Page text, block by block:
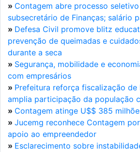
» Contagem abre processo
subsecretário de Finanças; salário
» Defesa Civil promove blitz
prevenção de queimadas e
durante a seca
» Segurança, mobilidade e
com empresários
» Prefeitura reforça fiscalização de
amplia participação da população
» Contagem atinge U$$ 385
» Jucemg reconhece Contagem
apoio ao empreendedor
» Esclarecimento sobre